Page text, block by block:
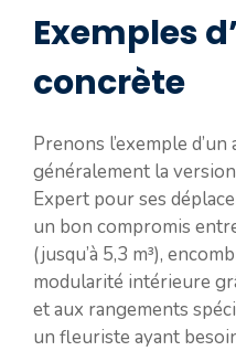
Exemples
concrète
Prenons l’exemple
généralement la
Expert pour ses
un bon compromis
(jusqu’à 5,3 m³),
modularité intérieure
et aux rangements
un fleuriste ayant